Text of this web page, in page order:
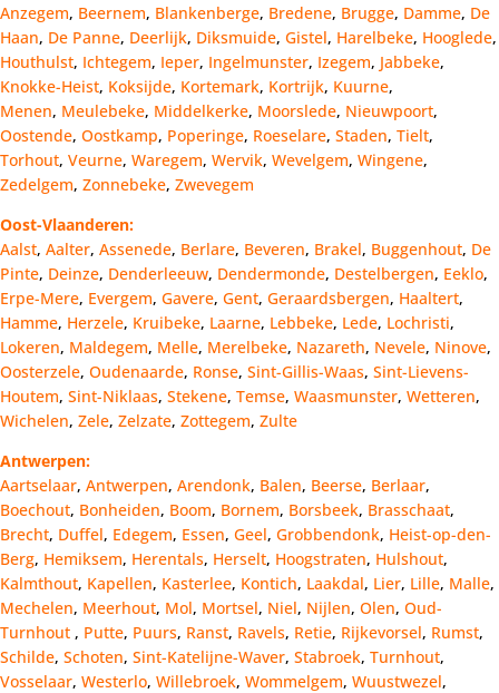
Anzegem, Beernem, Blankenberge, Bredene, Brugge, Damme, De
Haan, De Panne, Deerlijk, Diksmuide, Gistel, Harelbeke, Hooglede,
Houthulst, Ichtegem, Ieper, Ingelmunster, Izegem, Jabbeke,
Knokke-Heist, Koksijde, Kortemark, Kortrijk, Kuurne,
Menen, Meulebeke, Middelkerke, Moorslede, Nieuwpoort,
Oostende, Oostkamp, Poperinge, Roeselare, Staden, Tielt,
Torhout, Veurne, Waregem, Wervik, Wevelgem, Wingene,
Zedelgem, Zonnebeke, Zwevegem
Oost-Vlaanderen:
Aalst, Aalter, Assenede, Berlare, Beveren, Brakel, Buggenhout, De
Pinte, Deinze, Denderleeuw, Dendermonde, Destelbergen, Eeklo,
Erpe-Mere, Evergem, Gavere, Gent, Geraardsbergen, Haaltert,
Hamme, Herzele, Kruibeke, Laarne, Lebbeke, Lede, Lochristi,
Lokeren, Maldegem, Melle, Merelbeke, Nazareth, Nevele, Ninove,
Oosterzele, Oudenaarde, Ronse, Sint-Gillis-Waas, Sint-Lievens-
Houtem, Sint-Niklaas, Stekene, Temse, Waasmunster, Wetteren,
Wichelen, Zele, Zelzate, Zottegem, Zulte
Antwerpen:
Aartselaar, Antwerpen, Arendonk, Balen, Beerse, Berlaar,
Boechout, Bonheiden, Boom, Bornem, Borsbeek, Brasschaat,
Brecht, Duffel, Edegem, Essen, Geel, Grobbendonk, Heist-op-den-
Berg, Hemiksem, Herentals, Herselt, Hoogstraten, Hulshout,
Kalmthout, Kapellen, Kasterlee, Kontich, Laakdal, Lier, Lille, Malle,
Mechelen, Meerhout, Mol, Mortsel, Niel, Nijlen, Olen, Oud-
Turnhout , Putte, Puurs, Ranst, Ravels, Retie, Rijkevorsel, Rumst,
Schilde, Schoten, Sint-Katelijne-Waver, Stabroek, Turnhout,
Vosselaar, Westerlo, Willebroek, Wommelgem, Wuustwezel,